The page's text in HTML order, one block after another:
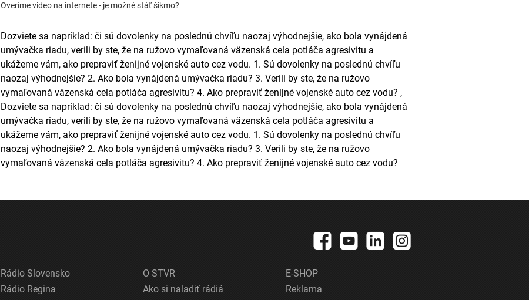
Overíme video na internete - je možné stáť šikmo?
Dozviete sa napríklad: či sú dovolenky na poslednú chvíľu naozaj výhodnejšie, ako bola vynájdená
umývačka riadu, verili by ste, že na ružovo vymaľovaná väzenská cela potláča agresivitu a
ukážeme vám, ako prepraviť ženijné vojenské auto cez vodu. 1. Sú dovolenky na poslednú chvíľu
naozaj výhodnejšie? 2. Ako bola vynájdená umývačka riadu? 3. Verili by ste, že na ružovo
vymaľovaná väzenská cela potláča agresivitu? 4. Ako prepraviť ženijné vojenské auto cez vodu? ,
Dozviete sa napríklad: či sú dovolenky na poslednú chvíľu naozaj výhodnejšie, ako bola vynájdená
umývačka riadu, verili by ste, že na ružovo vymaľovaná väzenská cela potláča agresivitu a
ukážeme vám, ako prepraviť ženijné vojenské auto cez vodu. 1. Sú dovolenky na poslednú chvíľu
naozaj výhodnejšie? 2. Ako bola vynájdená umývačka riadu? 3. Verili by ste, že na ružovo
vymaľovaná väzenská cela potláča agresivitu? 4. Ako prepraviť ženijné vojenské auto cez vodu?
Rádio Slovensko
Rádio Regina
O STVR
Ako si naladiť rádiá
E-SHOP
Reklama